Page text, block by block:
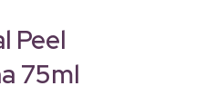
Peel
75ml